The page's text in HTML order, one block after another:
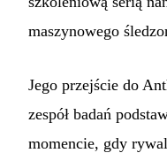
maszynowego
Jego przejście do
zespół badań
momencie, gdy